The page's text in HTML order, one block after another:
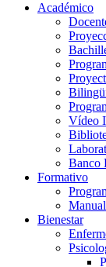
Académico
Vídeo
Banco
Formativo
Bienestar